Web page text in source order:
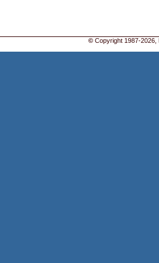
© Copyright 1987-